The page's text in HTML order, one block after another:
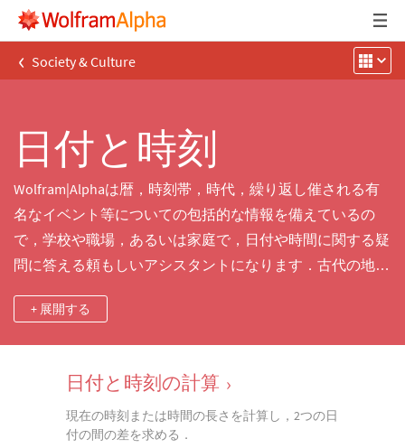
‹ Society & Culture
日付と時刻
Wolfram|Alphaは暦，時刻帯，時代，繰り返し催される有
名なイベント等についての包括的な情報を備えているの
で，学校や職場，あるいは家庭で，日付や時間に関する疑
問に答える頼もしいアシスタントになります．古代の地質
なイベントまでの時間を数えたり，2つの時刻帯，暦，時
間表記の間で変換を行ったり，2つの日付あるいは2つの時
日付に関する便利でおもしろい情報を見付けたりすること
ができます．
+ 展開する
日付と時刻の計算 ›
現在の時刻または時間の長さを計算し，2つの日
付の間の差を求める．